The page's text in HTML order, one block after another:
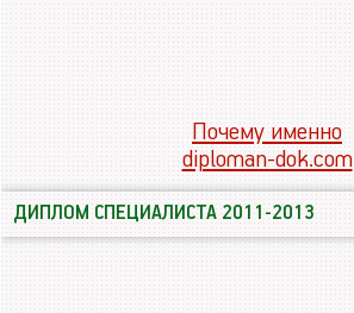
Почему именно
diploman-dok.com
ДИПЛОМ СПЕЦИАЛИСТА 2011-2013